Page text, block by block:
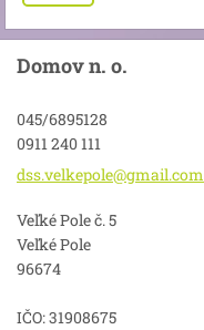
Domov n. o.
045/6895128
0911 240 111
dss.velkepole@gmail.com
Veľké Pole č. 5
Veľké Pole
96674
IČO: 31908675